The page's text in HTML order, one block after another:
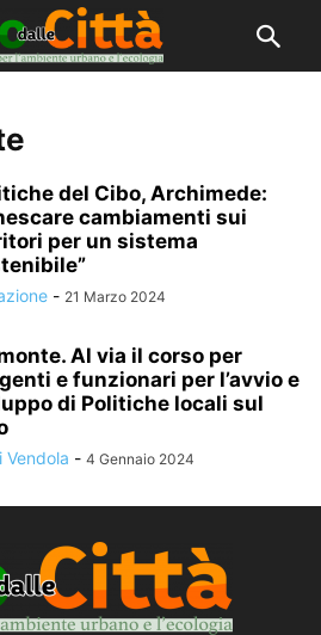
del Cibo, Archimede:
cambiamenti sui
per un sistema
- 21 Marzo 2024
Al via il corso per
e funzionari per l’avvio e
di Politiche locali sul
Vendola - 4 Gennaio 2024